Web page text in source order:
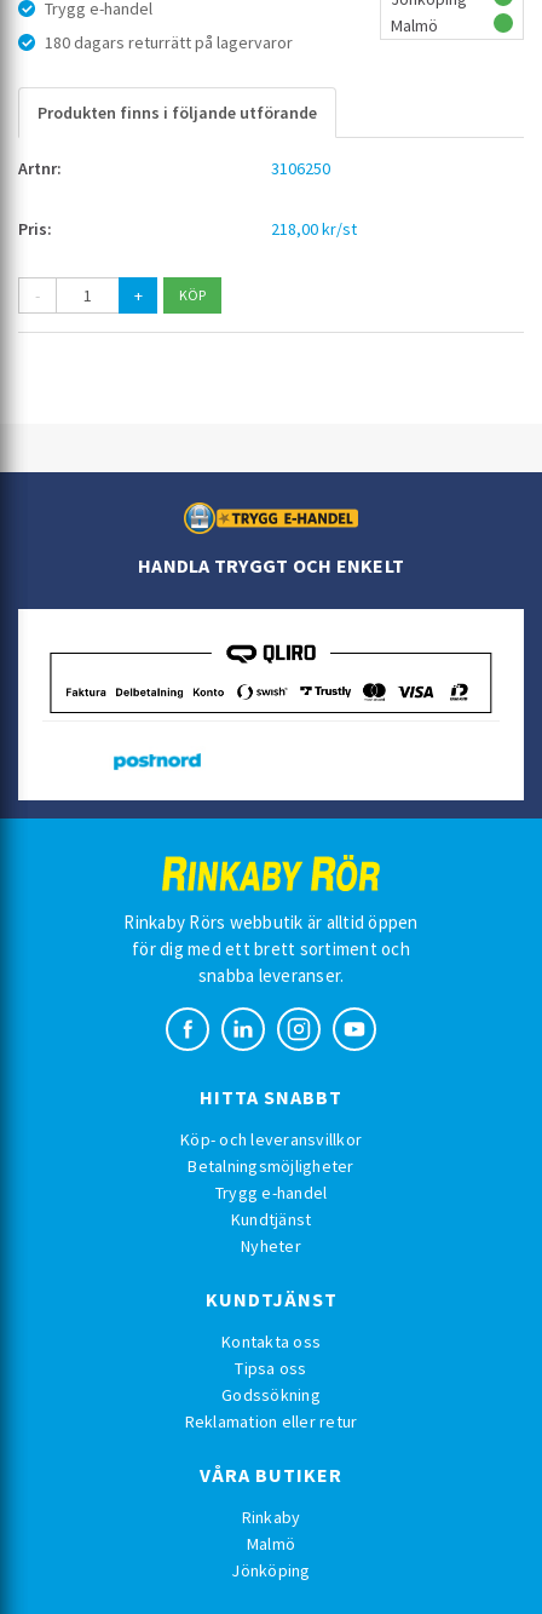
Trygg e-handel
180 dagars returrätt på lagervaror
Malmö
Produkten finns i följande utförande
3106250
218,00 kr/st
- +
HANDLA TRYGGT OCH ENKELT
Rinkaby Rörs webbutik är alltid öppen
för dig med ett brett sortiment och
snabba leveranser.
HITTA SNABBT
Köp- och leveransvillkor
Betalningsmöjligheter
Trygg e-handel
Kundtjänst
Nyheter
KUNDTJÄNST
Kontakta oss
Tipsa oss
Godssökning
Reklamation eller retur
VÅRA BUTIKER
Rinkaby
Malmö
Jönköping